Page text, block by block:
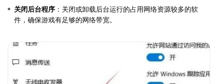
关闭后台程序 ：关闭或卸载后台运行的占用网络资源较多的软
件，确保游戏有足够的网络带宽。